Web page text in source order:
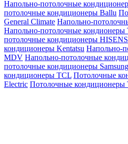
Напольно-потолочные
потолочные кондиционеры Ballu
General Climate Напольно-
Напольно-потолочные кондионеры
потолочные кондиционеры
кондиционеры Kentatsu Напольно-
MDV Напольно-потолочные
потолочные кондиционеры Samsung
кондиционеры TCL Потолочные
Electric Потолочные кондиционеры